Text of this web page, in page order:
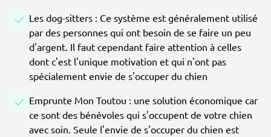
Les dog-sitters : Ce système est généralement utilisé
par des personnes qui ont besoin de se faire un peu
d'argent. Il faut cependant faire attention à celles
dont c'est l'unique motivation et qui n'ont pas
spécialement envie de s'occuper du chien
Emprunte Mon Toutou : une solution économique car
ce sont des bénévoles qui s'occupent de votre chien
avec soin. Seule l'envie de s'occuper du chien est